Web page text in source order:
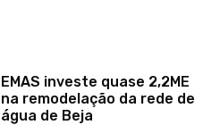
EMAS investe quase 2,2ME
na remodelação da rede de
água de Beja